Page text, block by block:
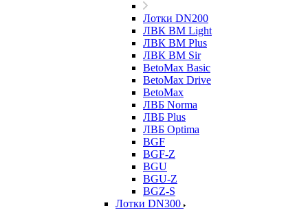
Лотки DN200
ЛВК ВМ Light
ЛВК ВМ Plus
ЛВК ВМ Sir
BetoMax Basic
BetoMax Drive
BetoMax
ЛВБ Norma
ЛВБ Plus
ЛВБ Optima
BGF
BGF-Z
BGU
BGU-Z
BGZ-S
Лотки DN300